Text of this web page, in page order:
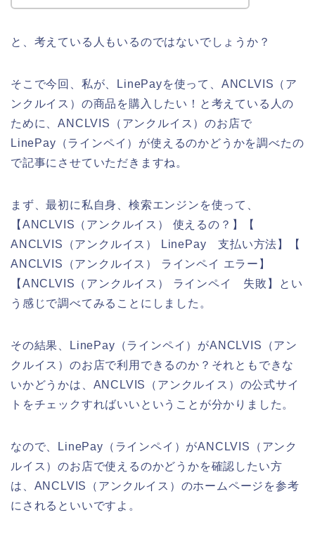
と、考えている人もいるのではないでしょうか？
そこで今回、私が、LinePayを使って、ANCLVIS（ア
ンクルイス）の商品を購入したい！と考えている人の
ために、ANCLVIS（アンクルイス）のお店で
LinePay（ラインペイ）が使えるのかどうかを調べたの
で記事にさせていただきますね。
まず、最初に私自身、検索エンジンを使って、
【ANCLVIS（アンクルイス） 使えるの？】【
ANCLVIS（アンクルイス） LinePay 支払い方法】【
ANCLVIS（アンクルイス） ラインペイ エラー】
【ANCLVIS（アンクルイス） ラインペイ 失敗】とい
う感じで調べてみることにしました。
その結果、LinePay（ラインペイ）がANCLVIS（アン
クルイス）のお店で利用できるのか？それともできな
いかどうかは、ANCLVIS（アンクルイス）の公式サイ
トをチェックすればいいということが分かりました。
なので、LinePay（ラインペイ）がANCLVIS（アンク
ルイス）のお店で使えるのかどうかを確認したい方
は、ANCLVIS（アンクルイス）のホームページを参考
にされるといいですよ。